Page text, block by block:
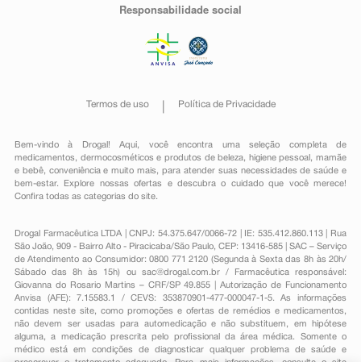
Responsabilidade social
Termos de uso Política de Privacidade
Bem-vindo à Drogal! Aqui, você encontra uma seleção completa de
medicamentos , dermocosméticos e produtos de beleza, higiene pessoal ,mamãe
e bebê, conveniênciae muito mais, para atender suas necessidades de saúde e
bem-estar. Explore nossas ofertas e descubra o cuidado que você merece!
Confira todas as categorias do site.
Drogal Farmacêutica LTDA | CNPJ: 54.375.647/0066-72 | IE: 535.412.860.113 | Rua
São João, 909 - Bairro Alto - Piracicaba/São Paulo, CEP: 13416-585 | SAC – Serviço
de Atendimento ao Consumidor: 0800 771 2120 (Segunda à Sexta das 8h às 20h/
Sábado das 8h às 15h) ou sac@drogal.com.br/ Farmacêutica responsável:
Giovanna do Rosario Martins – CRF/SP 49.855 | Autorização de Funcionamento
Anvisa (AFE): 7.15583.1 / CEVS: 353870901-477-000047-1-5. As informações
contidas neste site, como promoções e ofertas de remédios e medicamentos,
não devem ser usadas para automedicação e não substituem, em hipótese
alguma, a medicação prescrita pelo profissional da área médica. Somente o
médico está em condições de diagnosticar qualquer problema de saúde e